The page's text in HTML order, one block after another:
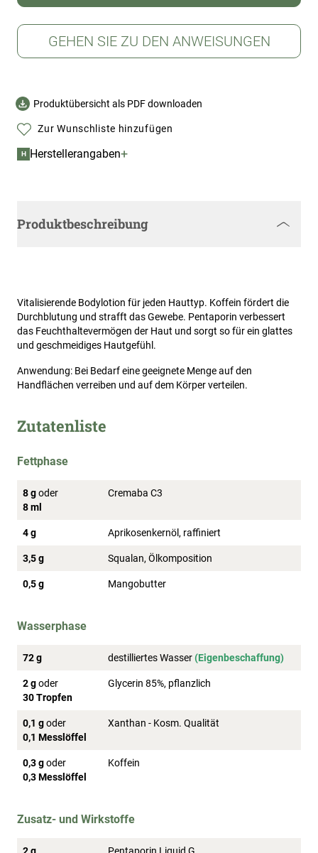
GEHEN SIE ZU DEN ANWEISUNGEN
Produktübersicht als PDF downloaden
Zur Wunschliste hinzufügen
H Herstellerangaben+
Produktbeschreibung
Vitalisierende Bodylotion für jeden Hauttyp. Koffein fördert die
Durchblutung und strafft das Gewebe. Pentaporin verbessert
das Feuchthaltevermögen der Haut und sorgt so für ein glattes
und geschmeidiges Hautgefühl.
Anwendung: Bei Bedarf eine geeignete Menge auf den
Handflächen verreiben und auf dem Körper verteilen.
Zutatenliste
Fettphase
8 goder
8 ml
Cremaba C3
4 g Aprikosenkernöl, raffiniert
3,5 g Squalan, Ölkomposition
0,5 g Mangobutter
Wasserphase
72 g destilliertes Wasser(Eigenbeschaffung)
2 goder
30 Tropfen
Glycerin 85%, pflanzlich
0,1 goder
0,1 Messlöffel
Xanthan - Kosm. Qualität
0,3 goder
0,3 Messlöffel
Koffein
Zusatz- und Wirkstoffe